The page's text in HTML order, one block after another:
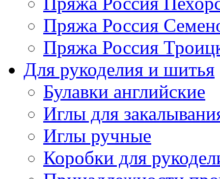
Пряжа Россия
Пряжа Россия
Для рукоделия и шитья
Булавки английские
Иглы для
Иглы ручные
Коробки для